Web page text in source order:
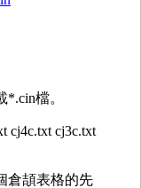
檔。
cj4c.txt cj3c.txt
倉頡表格的先